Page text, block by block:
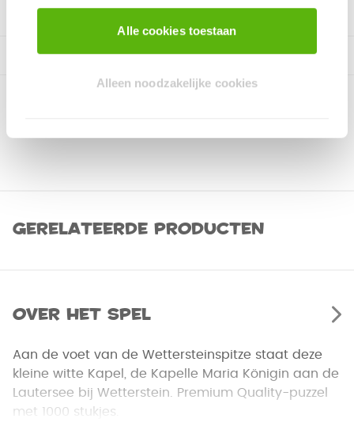
Alle cookies toestaan
Alleen noodzakelijke cookies
Gerelateerde producten
Over het spel
Aan de voet van de Wettersteinspitze staat deze
kleine witte Kapel, de Kapelle Maria Königin aan de
Lautersee bij Wetterstein. Premium Quality-puzzel
met 1000 stukjes.